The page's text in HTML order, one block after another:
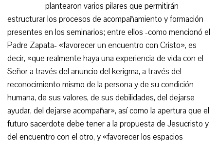
plantearon varios pilares que permitirán
estructurar los procesos de acompañamiento y formación
presentes en los seminarios; entre ellos -como mencionó el
Padre Zapata- «favorecer un encuentro con Cristo», es
decir, «que realmente haya una experiencia de vida con el
Señor a través del anuncio del kerigma, a través del
reconocimiento mismo de la persona y de su condición
humana, de sus valores, de sus debilidades, del dejarse
ayudar, del dejarse acompañar», así como la apertura que el
futuro sacerdote debe tener a la propuesta de Jesucristo y
del encuentro con el otro, y «favorecer los espacios